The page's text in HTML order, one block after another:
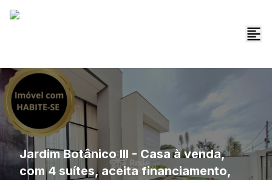
Jardim Botânico III - Casa à venda,
com 4 suítes, aceita financiamento,